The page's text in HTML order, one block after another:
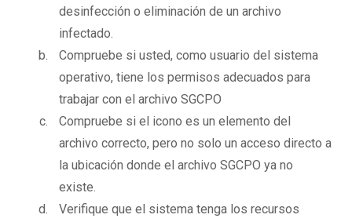
desinfección o eliminación de un archivo
infectado.
Compruebe si usted, como usuario del sistema
operativo, tiene los permisos adecuados para
trabajar con el archivo SGCPO
Compruebe si el icono es un elemento del
archivo correcto, pero no solo un acceso directo a
la ubicación donde el archivo SGCPO ya no
existe.
Verifique que el sistema tenga los recursos